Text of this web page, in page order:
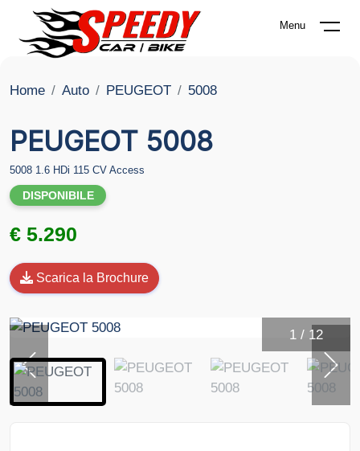
Menu
Home Auto PEUGEOT 5008
PEUGEOT 5008
5008 1.6 HDi 115 CV Access
DISPONIBILE
€ 5.290
Scarica la Brochure
1 / 12